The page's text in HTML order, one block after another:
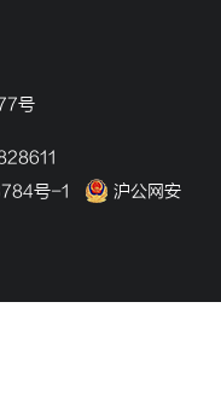
号
号-1
沪公网安